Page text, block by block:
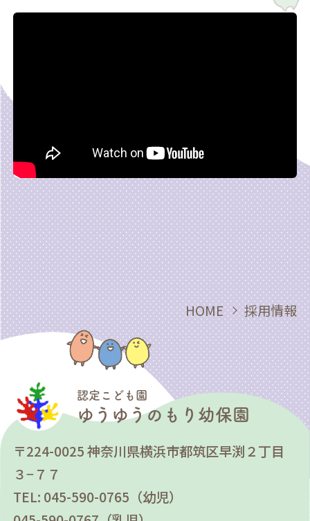
HOME 採用情報
認定こども園
ゆうゆうのもり幼保園
〒224-0025 神奈川県横浜市都筑区早渕２丁目
３−７７
TEL: 045-590-0765（幼児）